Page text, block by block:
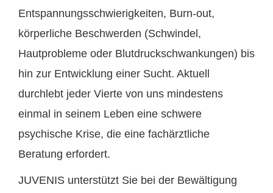
Entspannungsschwierigkeiten, Burn-out,
körperliche Beschwerden (Schwindel,
Hautprobleme oder Blutdruckschwankungen) bis
hin zur Entwicklung einer Sucht. Aktuell
durchlebt jeder Vierte von uns mindestens
einmal in seinem Leben eine schwere
psychische Krise, die eine fachärztliche
Beratung erfordert.
JUVENIS unterstützt Sie bei der Bewältigung